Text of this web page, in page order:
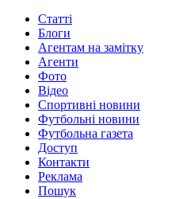
Статті
Блоги
Агентам на замітку
Агенти
Фото
Відео
Спортивні новини
Футбольні новини
Футбольна газета
Доступ
Контакти
Реклама
Пошук